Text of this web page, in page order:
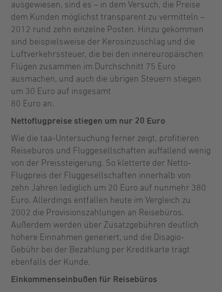
ausgewiesen, sind es – in dem Versuch, die Preise
dem Kunden möglichst transparent zu vermitteln –
2012 rund zehn einzelne Posten. Hinzu gekommen
sind beispielsweise der Kerosinzuschlag und die
Luftverkehrssteuer, die bei den innereuropäischen
Flügen zusammen im Durchschnitt 75 Euro
ausmachen, und auch die übrigen Steuern stiegen
um 30 Euro auf insgesamt
80 Euro an.
Nettoflugpreise stiegen um nur 20 Euro
Wie die taa-Untersuchung ferner zeigt, profitieren
Reisebüros und Fluggesellschaften auffallend wenig
von der Preissteigerung. So kletterte der Netto-
Flugpreis der Fluggesell­schaften innerhalb von
zehn Jahren lediglich um 20 Euro auf nunmehr 380
Euro. Allerdings entfallen heute im Vergleich zu
2002 die Provisionszahlungen an Reisebüros.
Außerdem werden über Zusatzgebühren deutlich
höhere Einnahmen generiert, und die Disagio-
Gebühr bei der Bezahlung per Kreditkarte trägt
ebenfalls der Kunde.
Einkommenseinbußen für Reisebüros